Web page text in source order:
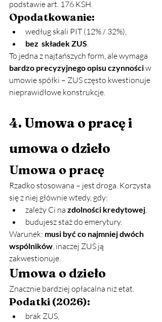
podstawie art. 176 KSH.
Opodatkowanie:
według skali PIT (12% / 32%),
bez  składek ZUS.
To jedna z najtańszych form, ale wymaga
bardzo precyzyjnego opisu czynności w
umowie spółki – ZUS często kwestionuje
nieprawidłowe konstrukcje.
4. Umowa o pracę i
umowa o dzieło
Umowa o pracę
Rzadko stosowana – jest droga. Korzysta
się z niej głównie wtedy, gdy:
zależy Ci na zdolności kredytowej,
budujesz staż do emerytury.
Warunek: musi być co najmniej dwóch
wspólników, inaczej ZUS ją
zakwestionuje.
Umowa o dzieło
Znacznie bardziej opłacalna niż etat.
Podatki (2026):
brak ZUS,